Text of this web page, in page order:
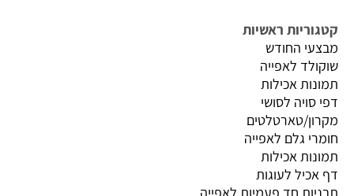
קטגוריות ראשיות
מבצעי החודש
שוקולד לאפייה
תמונות אכילות
דפי סויה לסושי
מקרון/טארטלטים
חומרי גלם לאפייה
תמונות אכילות
דף אכיל לעוגות
תבניות חד פעמיות לאפייה